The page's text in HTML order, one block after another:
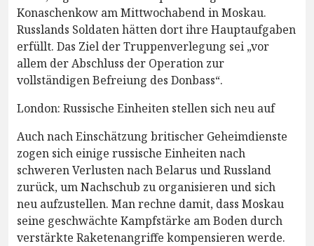
Konaschenkow am Mittwochabend in Moskau.
Russlands Soldaten hätten dort ihre Hauptaufgaben
erfüllt. Das Ziel der Truppenverlegung sei „vor
allem der Abschluss der Operation zur
vollständigen Befreiung des Donbass“.
London: Russische Einheiten stellen sich neu auf
Auch nach Einschätzung britischer Geheimdienste
zogen sich einige russische Einheiten nach
schweren Verlusten nach Belarus und Russland
zurück, um Nachschub zu organisieren und sich
neu aufzustellen. Man rechne damit, dass Moskau
seine geschwächte Kampfstärke am Boden durch
verstärkte Raketenangriffe kompensieren werde.